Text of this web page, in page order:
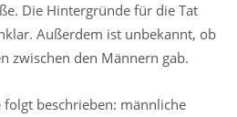
Die Hintergründe für die Tat
Außerdem ist unbekannt, ob
zwischen den Männern gab.
beschrieben: männliche